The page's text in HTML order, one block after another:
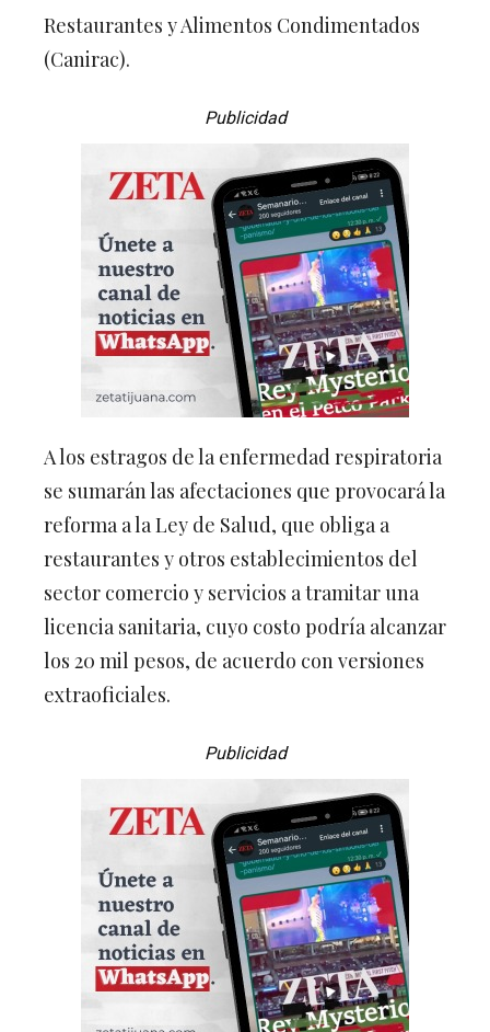
Restaurantes y Alimentos Condimentados
(Canirac).
Publicidad
A los estragos de la enfermedad respiratoria
se sumarán las afectaciones que provocará la
reforma a la Ley de Salud, que obliga a
restaurantes y otros establecimientos del
sector comercio y servicios a tramitar una
licencia sanitaria, cuyo costo podría alcanzar
los 20 mil pesos, de acuerdo con versiones
extraoficiales.
Publicidad